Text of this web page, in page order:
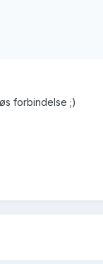
forbindelse ;)